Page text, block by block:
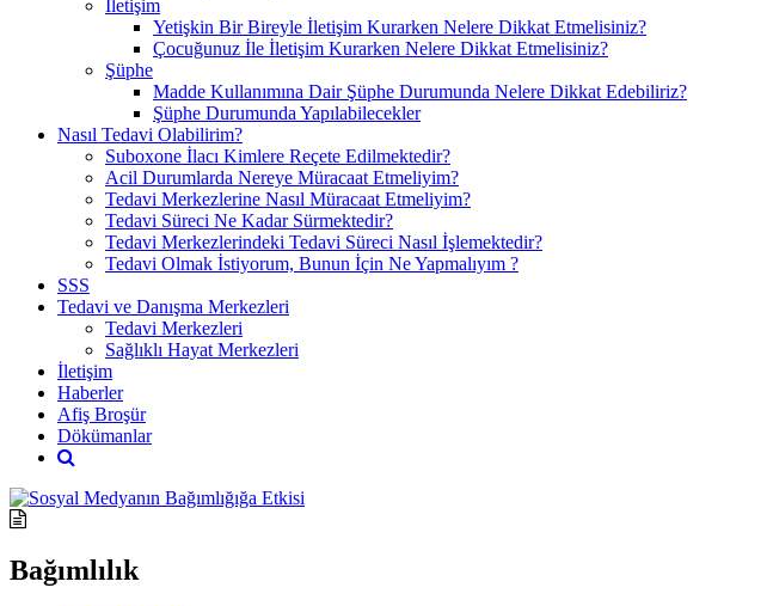
İletişim
Yetişkin Bir Bireyle İletişim Kurarken Nelere Dikkat Etmelisiniz?
Çocuğunuz İle İletişim Kurarken Nelere Dikkat Etmelisiniz?
Şüphe
Madde Kullanımına Dair Şüphe Durumunda Nelere Dikkat Edebiliriz?
Şüphe Durumunda Yapılabilecekler
Nasıl Tedavi Olabilirim?
Suboxone İlacı Kimlere Reçete Edilmektedir?
Acil Durumlarda Nereye Müracaat Etmeliyim?
Tedavi Merkezlerine Nasıl Müracaat Etmeliyim?
Tedavi Süreci Ne Kadar Sürmektedir?
Tedavi Merkezlerindeki Tedavi Süreci Nasıl İşlemektedir?
Tedavi Olmak İstiyorum, Bunun İçin Ne Yapmalıyım ?
SSS
Tedavi ve Danışma Merkezleri
Tedavi Merkezleri
Sağlıklı Hayat Merkezleri
İletişim
Haberler
Afiş Broşür
Dökümanlar
Bağımlılık